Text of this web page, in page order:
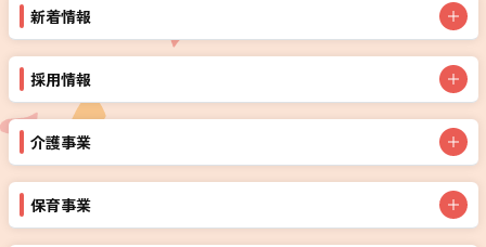
新着情報
採用情報
介護事業
保育事業